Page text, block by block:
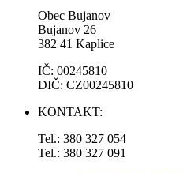
Obec Bujanov
Bujanov 26
382 41 Kaplice
IČ: 00245810
DIČ: CZ00245810
KONTAKT:
Tel.: 380 327 054
Tel.: 380 327 091